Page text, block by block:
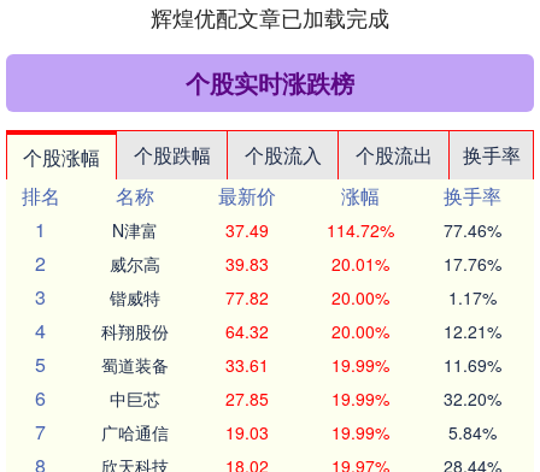
辉煌优配文章已加载完成
个股实时涨跌榜
个股涨幅 个股跌幅 个股流入 个股流出
换手率
排名
名称 最新价 涨幅
换手率
1
N津富 37.49 114.72% 77.46%
2 威尔高 39.83 20.01% 17.76%
3 锴威特 77.82 20.00% 1.17%
4 科翔股份 64.32 20.00% 12.21%
5 蜀道装备 33.61 19.99% 11.69%
6 中巨芯 27.85 19.99% 32.20%
7 广哈通信 19.03 19.99% 5.84%
8 欣天科技 18.02 19.97% 28.44%